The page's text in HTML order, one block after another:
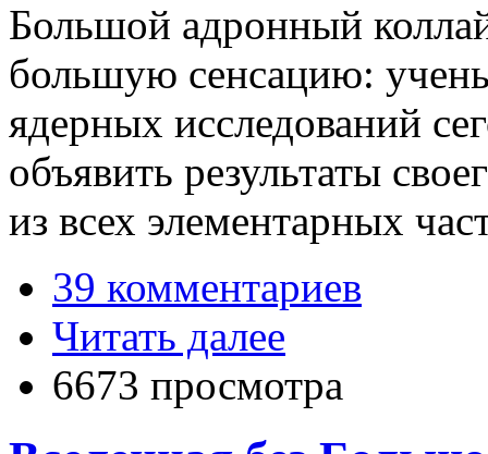
Большой адронный
большую сенсацию:
ядерных исследований
объявить результаты
из всех элементарных
39 комментариев
Читать далее
6673 просмотра